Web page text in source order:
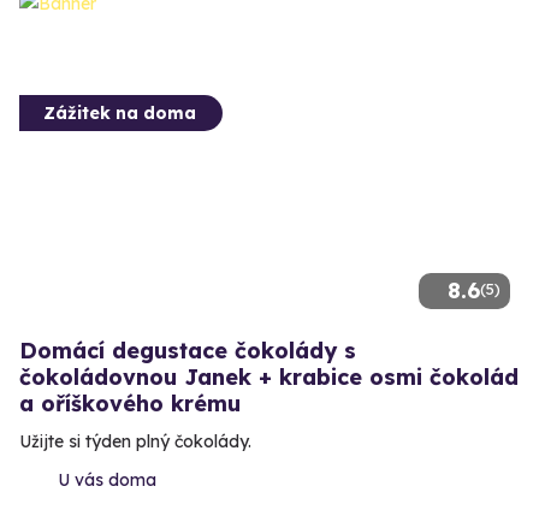
8.6(5)
Zážitek na doma
Domácí degustace čokolády s
čokoládovnou Janek + krabice osmi čokolád
a oříškového krému
Užijte si týden plný čokolády.
U vás doma